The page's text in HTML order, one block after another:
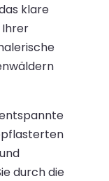
klare
Ihrer
durch die